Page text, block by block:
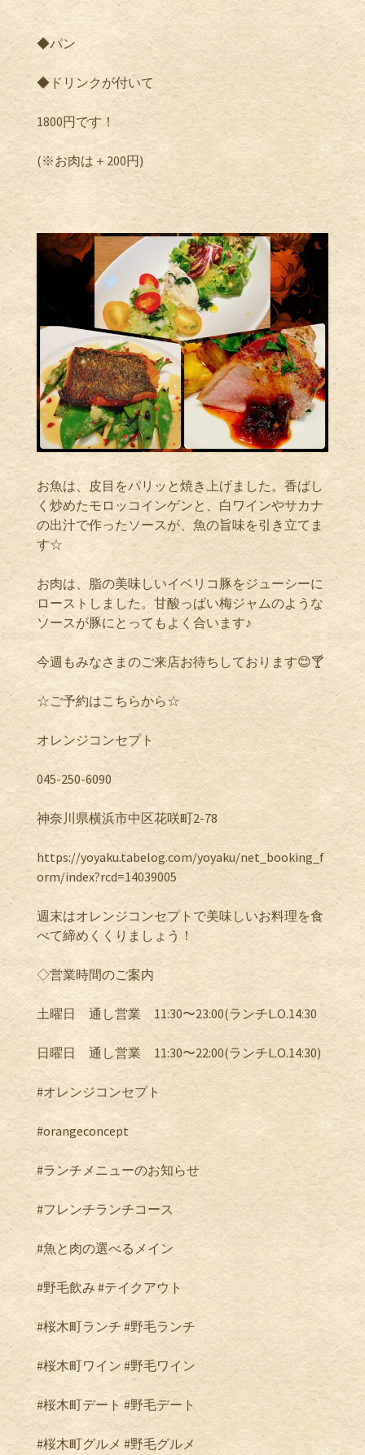
◆パン
◆ドリンクが付いて
1800円です！
(※お肉は＋ 200円)
お魚は、皮目をパリッと焼き上げました。香ばし
く炒めたモロッコインゲンと、白ワインやサカナ
の出汁で作ったソースが、魚の旨味を引き立てま
す☆
お肉は、脂の美味しいイベリコ豚をジューシーに
ローストしました。甘酸っぱい梅ジャムのような
ソースが豚にとってもよく合います♪
今週もみなさまのご来店お待ちしております😊🍸
☆ご予約はこちらから☆
オレンジコンセプト
045-250-6090
神奈川県横浜市中区花咲町2-78
https://yoyaku.tabelog.com/yoyaku/net_booking_f
orm/index?rcd=14039005
週末はオレンジコンセプトで美味しいお料理を食
べて締めくくりましょう！
◇営業時間のご案内
土曜日 通し営業 11:30〜23:00(ランチL.O.14:30
日曜日 通し営業 11:30〜22:00(ランチL.O.14:30)
#オレンジコンセプト
#orangeconcept
#ランチメニューのお知らせ
#フレンチランチコース
#魚と肉の選べるメイン
#野毛飲み#テイクアウト
#桜木町ランチ #野毛ランチ
#桜木町ワイン #野毛ワイン
#桜木町デート #野毛デート
#桜木町グルメ #野毛グルメ